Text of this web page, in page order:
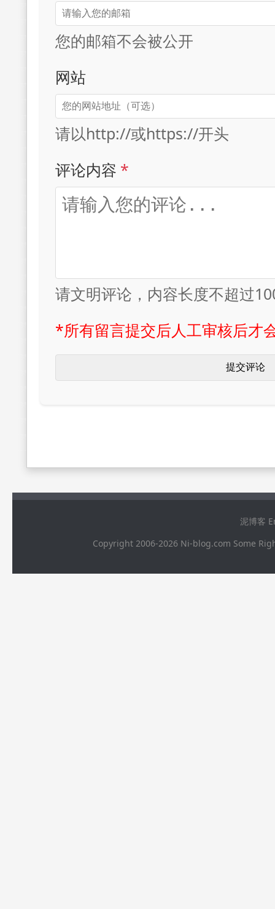
您的邮箱不会被公开
网站
请以http://或https://开头
评论内容 *
请文明评论，内容长度不超过
*所有留言提交后人工审核后才
泥博客
Copyright 2006-2026 Ni-blog.com Some